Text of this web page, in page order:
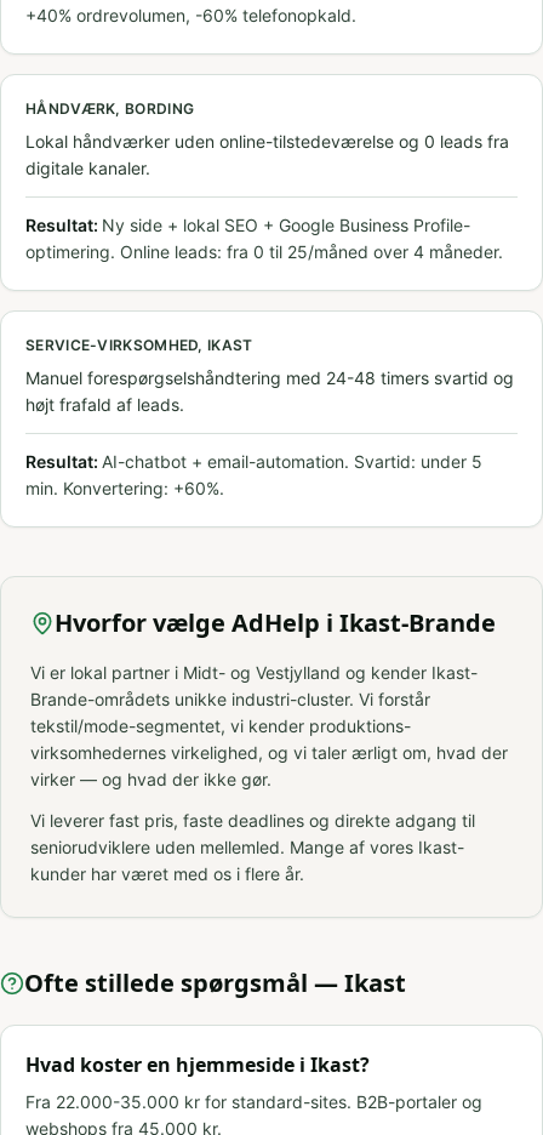
+40% ordrevolumen, -60% telefonopkald.
HÅNDVÆRK, BORDING
Lokal håndværker uden online-tilstedeværelse og 0 leads fra
digitale kanaler.
Resultat: Ny side + lokal SEO + Google Business Profile-
optimering. Online leads: fra 0 til 25/måned over 4 måneder.
SERVICE-VIRKSOMHED, IKAST
Manuel forespørgselshåndtering med 24-48 timers svartid og
højt frafald af leads.
Resultat: AI-chatbot + email-automation. Svartid: under 5
min. Konvertering: +60%.
Hvorfor vælge AdHelp i Ikast-Brande
Vi er lokal partner i Midt- og Vestjylland og kender Ikast-
Brande-områdets unikke industri-cluster. Vi forstår
tekstil/mode-segmentet, vi kender produktions-
virksomhedernes virkelighed, og vi taler ærligt om, hvad der
virker — og hvad der ikke gør.
Vi leverer fast pris, faste deadlines og direkte adgang til
seniorudviklere uden mellemled. Mange af vores Ikast-
kunder har været med os i flere år.
Ofte stillede spørgsmål —Ikast
Hvad koster en hjemmeside i Ikast?
Fra 22.000-35.000 kr for standard-sites. B2B-portaler og
webshops fra 45.000 kr.